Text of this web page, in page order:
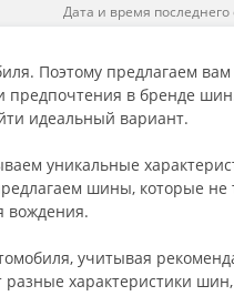
Дата и время
Поэтому предлагаем
в бренде
идеальный вариант.
уникальные
шины, которые не
вождения.
учитывая
характеристики шин,